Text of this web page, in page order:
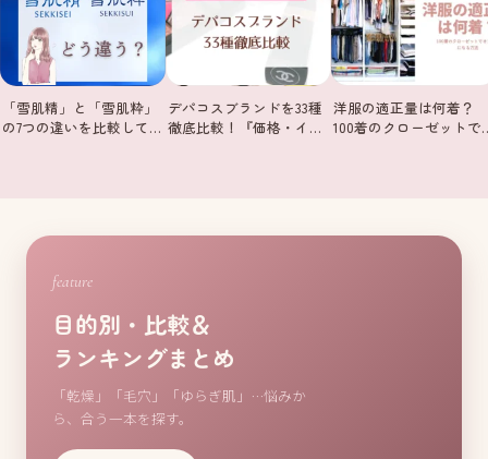
「雪肌精」と「雪肌粋」
の7つの違いを比較して…
デパコスブランドを33種
徹底比較！『価格・イ…
洋服の適正量は何着？
100着のクローゼット
feature
目的別・比較＆
ランキングまとめ
「乾燥」「毛穴」「ゆらぎ肌」…悩みか
ら、合う一本を探す。